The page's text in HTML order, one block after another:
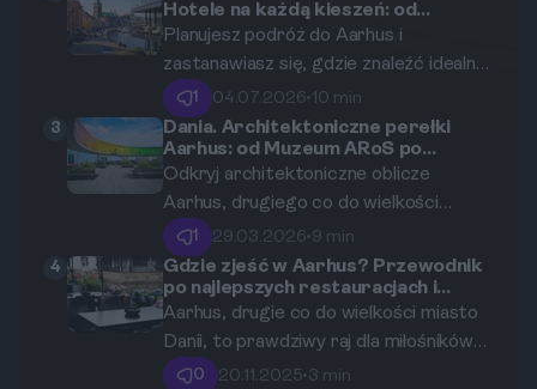
przewodnik krok po kroku pomoże Ci
zorganizować idealny urlop w Aarhus.
Hotele na każdą kieszeń: od
budżetowych opcji po luksusowe
apartamenty.
Planujesz podróż do Aarhus i
zastanawiasz się, gdzie znaleźć idealny
nocleg? Ten kompleksowy przewodnik
pomoże Ci odkryć najlepsze hotele,
apartamenty i hostele w duńskim
„Mieście Uśmiechu”, dopasowane do
Twojego budżetu i stylu podróżowania.
1 04.07.2026•10 min
3
Dania. Architektoniczne perełki
Aarhus: od Muzeum ARoS po
futurystyczny DOKK1.
Odkryj architektoniczne oblicze
Aarhus, drugiego co do wielkości
miasta Danii, gdzie historyczne
budowle splatają się z
ultranowoczesnymi projektami. Ten
przewodnik zabierze Cię w podróż od
tęczowej panoramy na dachu Muzeum
ARoS, przez tętniące życiem,
1 29.03.2026•9 min
4
Gdzie zjeść w Aarhus? Przewodnik
po najlepszych restauracjach i
street foodzie
Aarhus, drugie co do wielkości miasto
Danii, to prawdziwy raj dla miłośników
kulinariów. W 2025 roku miasto
0 20.11.2025•3 min